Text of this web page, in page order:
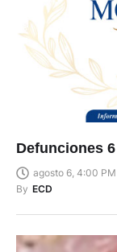
Defunciones
agosto 6, 4:00 PM
By ECD